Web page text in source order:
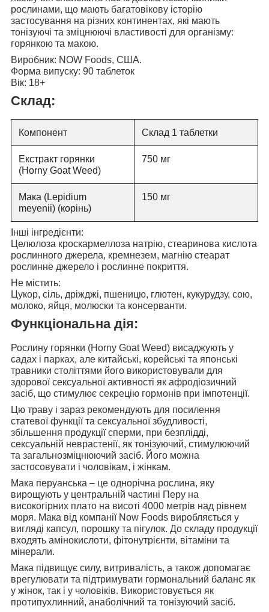
рослинами, що мають багатовікову історію
застосування на різних континентах, які мають
тонізуючі та зміцнюючі властивості для організму:
горянкою та макою.
Виробник: NOW Foods, США.
Форма випуску: 90 таблеток
Вік: 18+
Склад:
Компонент Склад 1 таблетки
Екстракт горянки
(Horny Goat Weed)
750 мг
Мака (Lepidium
meyenii) (корінь)
150 мг
Інші інгредієнти:
Целюлоза кроскармеллоза натрію, стеаринова кислота
рослинного джерела, кремнезем, магнію стеарат
рослинне джерело і рослинне покриття.
Не містить:
Цукор, сіль, дріжджі, пшеницю, глютен, кукурудзу, сою,
молоко, яйця, молюски та консерванти.
Функціональна дія:
Рослину горянки (Horny Goat Weed) висаджують у
садах і парках, але китайські, корейські та японські
травники століттями його використовували для
здорової сексуальної активності як афродіозичний
засіб, що стимулює секрецію гормонів при імпотенції.
Цю траву і зараз рекомендують для посилення
статевої функції та сексуальної збудливості,
збільшення продукції сперми, при безплідді,
сексуальній неврастенії, як тонізуючий, стимулюючий
та загальнозміцнюючий засіб. Його можна
застосовувати і чоловікам, і жінкам.
Мака перуанська – це однорічна рослина, яку
вирощують у центральній частині Перу на
високогірних плато на висоті 4000 метрів над рівнем
моря. Мака від компанії Now Foods виробляється у
вигляді капсул, порошку та пігулок. До складу продукції
входять амінокислоти, фітонутрієнти, вітаміни та
мінерали.
Мака підвищує силу, витривалість, а також допомагає
врегулювати та підтримувати гормональний баланс як
у жінок, так і у чоловіків. Використовується як
протипухлинний, анаболічний та тонізуючий засіб.